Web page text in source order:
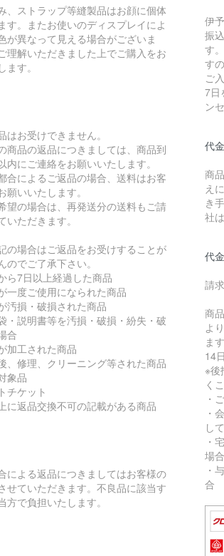
、ストラップ等縫製品はお顔に個体
す。またお使いのディスプレイによ
が異なって見える場合がございま
理解いただきました上でご購入をお
ます。
はお受けできません。
商品の返品につきましては、商品到
内にご連絡をお願いいたします。
合によるご返品の場合、送料はお客
願いいたします。
望の場合は、再発送分の送料もご請
いただきます。
の場合はご返品をお受けすることが
のでご了承下さい。
ら7日以上経過した商品
一度ご使用になられた商品
汚損・破損された商品
・説明書等を汚損・破損・紛失・破
合
加工された商品
、修理、クリーニング等された商品
象品
チケット
に返品交換不可の記載がある商品
による返品につきましてはお客様の
せていただきます。不良品に該当す
方で負担いたします。
伊
振
す
す
ご
7日
ン
代
商
え
き
社
代
請
商
よ
ま
14
※後
く
・
・
し
・
場合
・
合